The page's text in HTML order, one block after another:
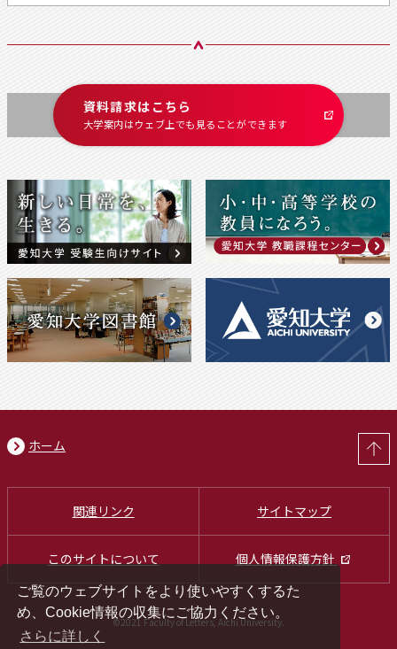
ご覧のウェブサイトをより使いやすくするた
め、Cookie情報の収集にご協力ください。
さらに詳しく
資料請求はこちら
大学案内はウェブ上でも 見ることができます
ホーム
関連リンク サイトマップ
このサイトについて 個人情報保護方針
©2021 Faculty of Letters, Aichi University.